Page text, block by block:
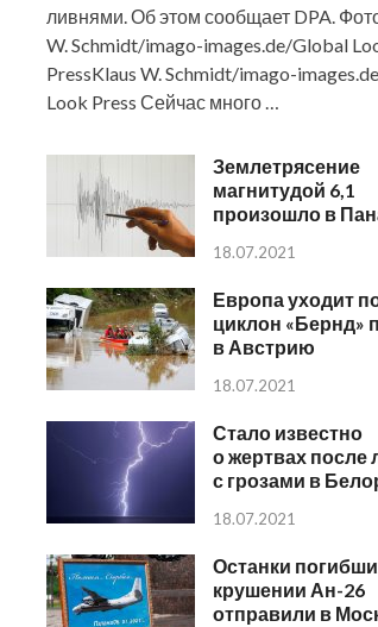
ливнями. Об этом сообщает DPA.
W. Schmidt/imago-images.de/Global
PressKlaus W. Schmidt/imago-
Look Press Сейчас много …
Землетрясение
магнитудой 6,1
произошло в
18.07.2021
Европа уходит
циклон «Бернд»
в Австрию
18.07.2021
Стало известно
о жертвах после
с грозами в
18.07.2021
Останки
крушении Ан-26
отправили в